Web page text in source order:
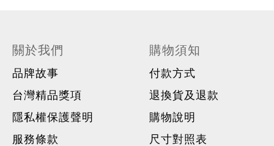
關於我們
品牌故事
台灣精品獎項
隱私權保護聲明
服務條款
購物須知
付款方式
退換貨及退款
購物說明
尺寸對照表